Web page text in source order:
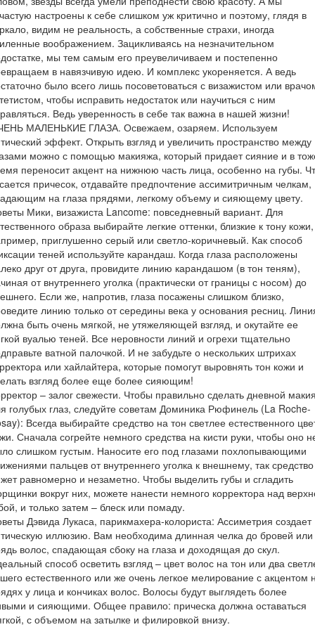
настроены к себе слишком уж критично и поэтому, глядя в
видим не реальность, а собственные страхи, иногда
воображением. Зацикливаясь на незначительном
мы тем самым его преувеличиваем и постепенно
в навязчивую идею. И комплекс укореняется. А ведь
было всего лишь посоветоваться с визажистом или
чтобы исправить недостаток или научиться с ним
Ведь уверенность в себе так важна в нашей жизни!
МАЛЕНЬКИЕ ГЛАЗА. Освежаем, озаряем. Используем
эффект. Открыть взгляд и увеличить пространство между
можно с помощью макияжа, который придает сияние и в
переносит акцент на нижнюю часть лица, особенно на губы.
причесок, отдавайте предпочтение ассимитричным челкам,
на глаза прядями, легкому объему и сияющему цвету.
Мики, визажиста Lancome: повседневный вариант. Для
образа выбирайте легкие оттенки, близкие к тону
приглушенно серый или светло-коричневый. Как способ
теней используйте карандаш. Когда глаза расположены
друг от друга, провидите линию карандашом (в тон теням),
от внутреннего уголка (практически от границы с носом) до
Если же, напротив, глаза посажены слишком близко,
линию только от середины века у основания ресниц.
быть очень мягкой, не утяжеляющей взгляд, и окутайте ее
вуалью теней. Все неровности линий и огрехи тщательно
ватной палочкой. И не забудьте о нескольких штрихах
или хайлайтера, которые помогут выровнять тон кожи и
взгляд более еще более сияющим!
– залог свежести. Чтобы правильно сделать дневной
голубых глаз, следуйте советам Доминика Рюфинель (La Roche-
Всегда выбирайте средство на тон светлее естественного
Сначала согрейте немного средства на кисти руки, чтобы оно
слишком густым. Наносите его под глазами похлопывающими
пальцев от внутреннего уголка к внешнему, так средство
равномерно и незаметно. Чтобы выделить губы и сгладить
вокруг них, можете нанести немного корректора над
и только затем – блеск или помаду.
Дэвида Лукаса, парикмахера-колориста: Ассиметрия создает
иллюзию. Вам необходима длинная челка до бровей или
волос, спадающая сбоку на глаза и доходящая до скул.
способ осветить взгляд – цвет волос на тон или два
естественного или же очень легкое мелирование с акцентом
у лица и кончиках волос. Волосы будут выглядеть более
и сияющими. Общее правило: прическа должна оставаться
с объемом на затылке и филировкой внизу.